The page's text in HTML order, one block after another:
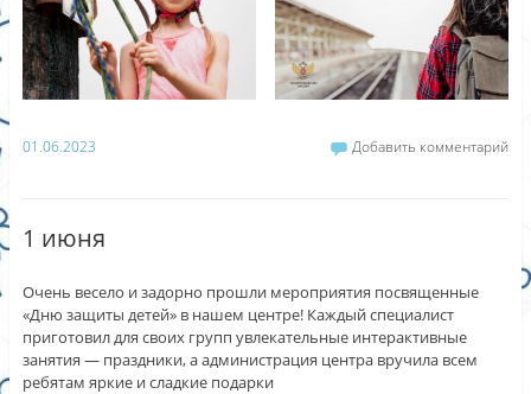
01.06.2023 Добавить комментарий
1 июня
Очень весело и задорно прошли мероприятия посвященные
«Дню защиты детей» в нашем центре! Каждый специалист
приготовил для своих групп увлекательные интерактивные
занятия — праздники, а администрация центра вручила всем
ребятам яркие и сладкие подарки